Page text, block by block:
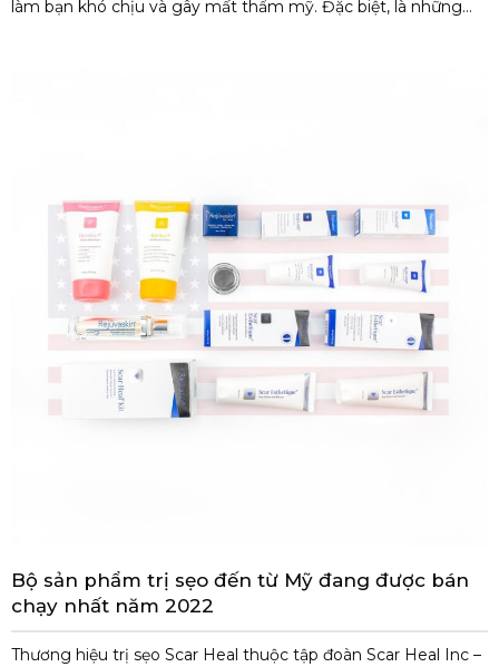
làm bạn khó chịu và gây mất thẩm mỹ. Đặc biệt, là những
Bộ sản phẩm trị sẹo đến từ Mỹ đang được bán
chạy nhất năm 2022
Thương hiệu trị sẹo Scar Heal thuộc tập đoàn Scar Heal Inc –